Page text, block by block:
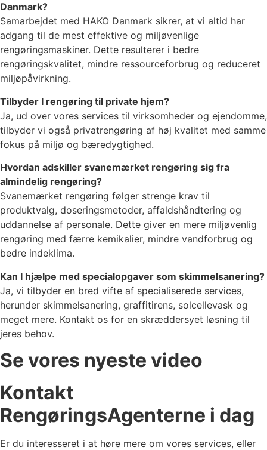
Danmark?
Samarbejdet med HAKO Danmark sikrer, at vi altid har
adgang til de mest effektive og miljøvenlige
rengøringsmaskiner. Dette resulterer i bedre
rengøringskvalitet, mindre ressourceforbrug og reduceret
miljøpåvirkning.
Tilbyder I rengøring til private hjem?
Ja, ud over vores services til virksomheder og ejendomme,
tilbyder vi også privatrengøring af høj kvalitet med samme
fokus på miljø og bæredygtighed.
Hvordan adskiller svanemærket rengøring sig fra
almindelig rengøring?
Svanemærket rengøring følger strenge krav til
produktvalg, doseringsmetoder, affaldshåndtering og
uddannelse af personale. Dette giver en mere miljøvenlig
rengøring med færre kemikalier, mindre vandforbrug og
bedre indeklima.
Kan I hjælpe med specialopgaver som skimmelsanering?
Ja, vi tilbyder en bred vifte af specialiserede services,
herunder skimmelsanering, graffitirens, solcellevask og
meget mere. Kontakt os for en skræddersyet løsning til
jeres behov.
Se vores nyeste video
Kontakt
RengøringsAgenterne i dag
Er du interesseret i at høre mere om vores services, eller